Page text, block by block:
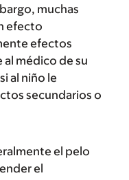
muchas
efecto
efectos
médico de su
al niño le
secundarios o
el pelo
el